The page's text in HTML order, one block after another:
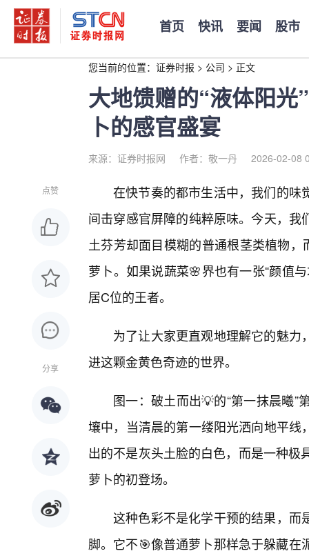
首页 快讯 要闻 股市
您当前的位置： 证券时报 > 公司 > 正文
大地馈赠的“液体阳
卜的感官盛宴
来源：证券时报网 作者：敬一丹 2026-02-08
点赞
分享
在快节奏的都市生活中，我们的味
间击穿感官屏障的纯粹原味。今天，
土芬芳却面目模糊的普通根茎类植物
萝卜。如果说蔬菜🌸界也有一张“颜值
居C位的王者。
为了让大家更直观地理解它的魅
进这颗金黄色奇迹的世界。
图一：破土而出💡的“第一抹晨曦
壤中，当清晨的第一缕阳光洒向地平
出的不是灰头土脸的白色，而是一种
萝卜的初登场。
这种色彩不是化学干预的结果，而
脚。它不🎯像普通萝卜那样急于躲藏